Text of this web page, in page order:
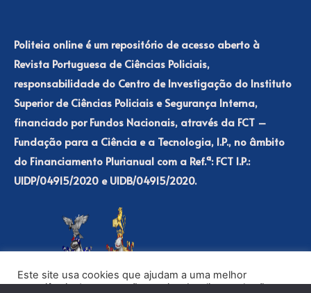
Politeia online é um repositório de acesso aberto à
Revista Portuguesa de Ciências Policiais,
responsabilidade do Centro de Investigação do Instituto
Superior de Ciências Policiais e Segurança Interna,
financiado por Fundos Nacionais, através da FCT –
Fundação para a Ciência e a Tecnologia, I.P., no âmbito
do Financiamento Plurianual com a Ref.ª: FCT I.P.:
UIDP/04915/2020 e UIDB/04915/2020.
Este site usa cookies que ajudam a uma melhor
experiência de navegação no site. Ao clicar no botão